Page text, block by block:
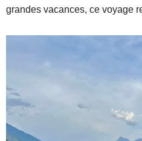
grandes vacances, ce voyage